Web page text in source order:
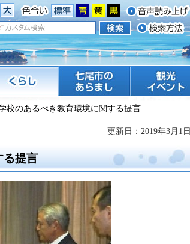
し 七尾市のあらまし 観光 イベント
校のあるべき教育環境に関する提言
更新日：2019年3月1日
る提言